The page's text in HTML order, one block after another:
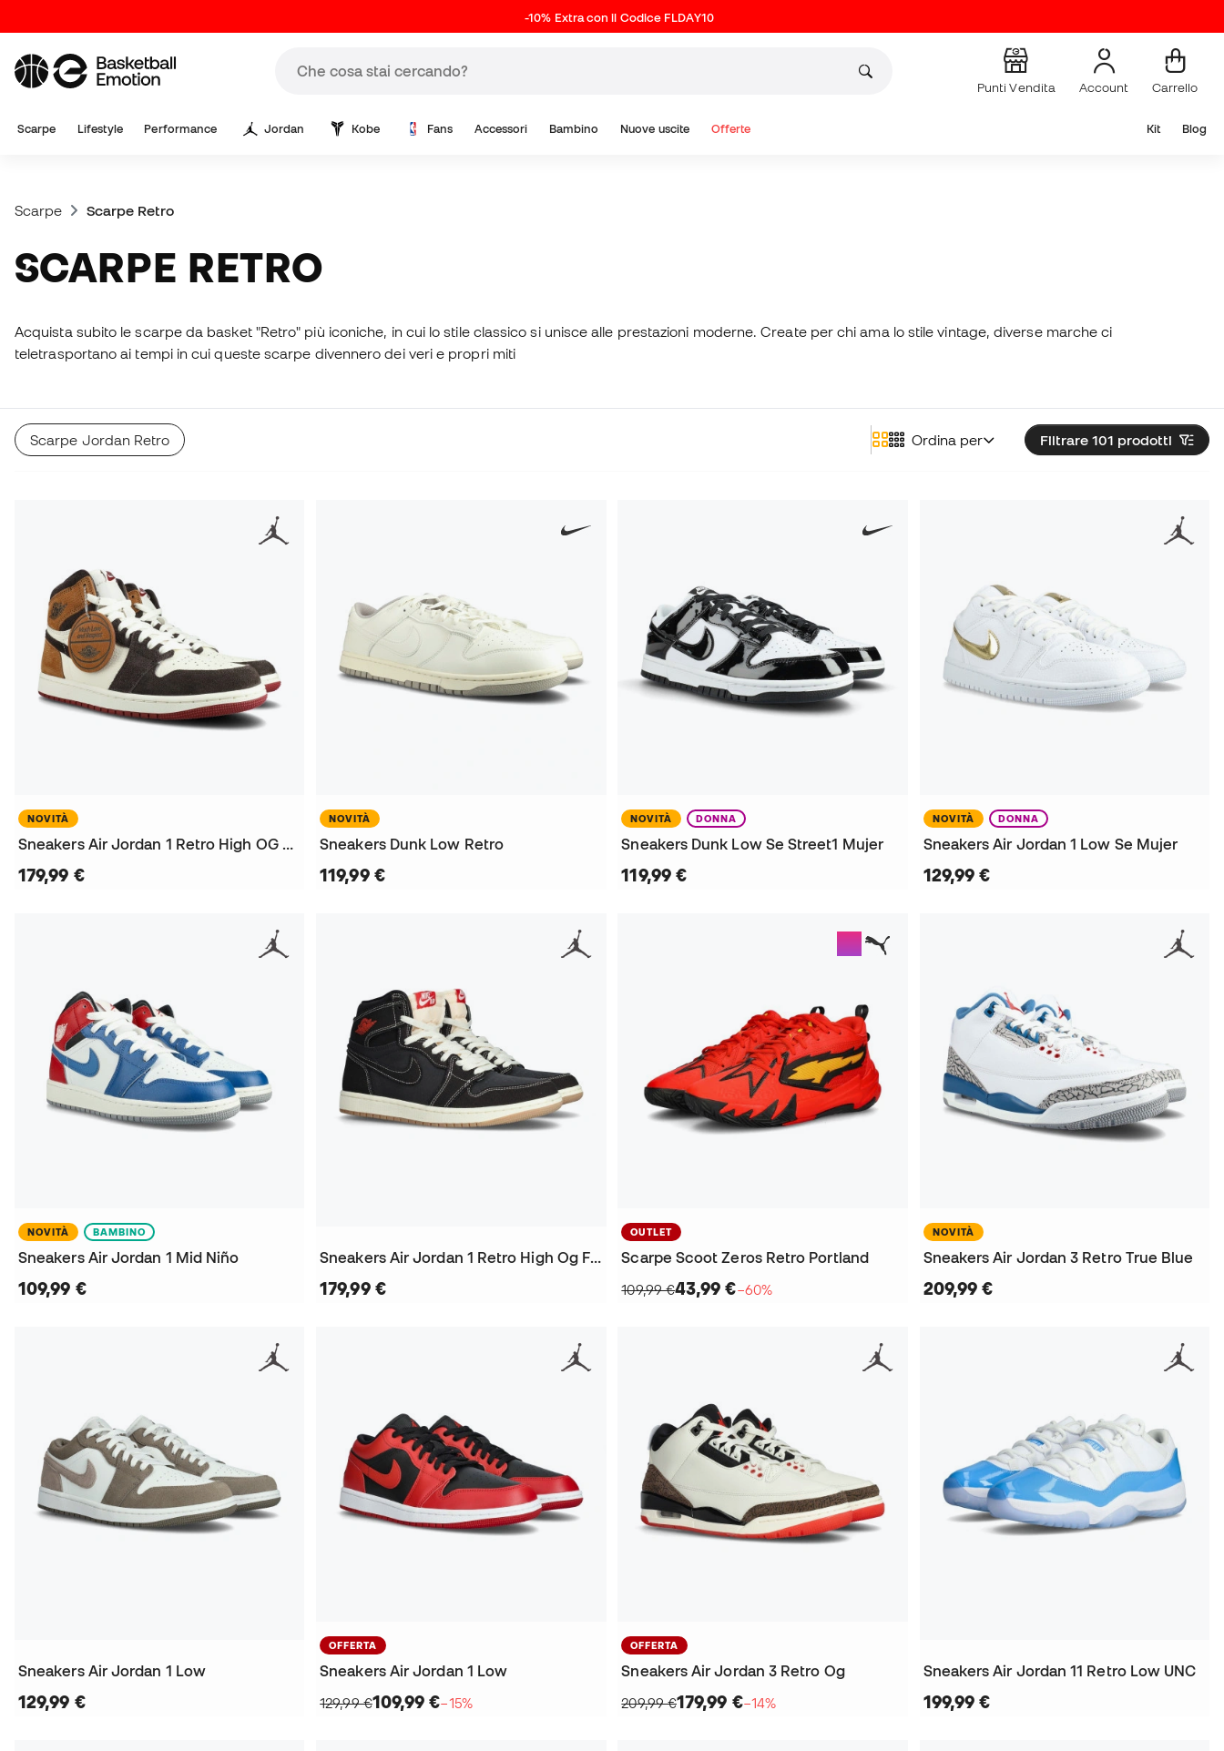
-10% Extra con il Codice FLDAY10
Punti Vendita Account Carrello
Scarpe Lifestyle Performance Jordan Kobe Fans Accessori Bambino Nuove uscite Offerte Kit Blog
Scarpe Scarpe Retro
SCARPE RETRO
Acquista subito le scarpe da basket "Retro" più iconiche, in cui lo stile classico si unisce alle prestazioni moderne. Create per chi ama lo stile vintage, diverse marche ci
teletrasportano ai tempi in cui queste scarpe divennero dei veri e propri miti
Filtrare 101 prodotti
Ordina per
Scarpe Jordan Retro
NOVITÀ
Sneakers Air Jordan 1 Retro High OG Love The Game
179,99 €
NOVITÀ
Sneakers Dunk Low Retro
119,99 €
NOVITÀ DONNA
Sneakers Dunk Low Se Street1 Mujer
119,99 €
NOVITÀ DONNA
Sneakers Air Jordan 1 Low Se Mujer
129,99 €
NOVITÀ BAMBINO
Sneakers Air Jordan 1 Mid Niño
109,99 €
Sneakers Air Jordan 1 Retro High Og Flight Club
179,99 €
OUTLET
Scarpe Scoot Zeros Retro Portland
109,99 €43,99 €−60%
NOVITÀ
Sneakers Air Jordan 3 Retro True Blue
209,99 €
Sneakers Air Jordan 1 Low
129,99 €
OFFERTA
Sneakers Air Jordan 1 Low
129,99 €109,99 €−15%
OFFERTA
Sneakers Air Jordan 3 Retro Og
209,99 €179,99 €−14%
Sneakers Air Jordan 11 Retro Low UNC
199,99 €